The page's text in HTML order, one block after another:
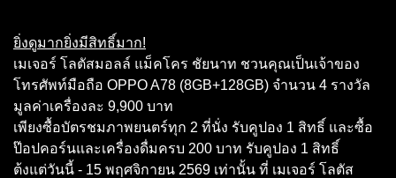
ยิ่งดูมากยิ่งมีสิทธิ์มาก!
เมเจอร์ โลตัสมอลล์ แม็คโคร ชัยนาท ชวนคุณเป็นเจ้าของ
โทรศัพท์มือถือ OPPO A78 (8GB+128GB) จำนวน 4 รางวัล
มูลค่าเครื่องละ 9,900 บาท
เพียงซื้อบัตรชมภาพยนตร์ทุก 2 ที่นั่ง รับคูปอง 1 สิทธิ์ และซื้อ
ป๊อปคอร์นและเครื่องดื่มครบ 200 บาท รับคูปอง 1 สิทธิ์
ต้งแต่วันนี้ - 15 พฤศจิกายน 2569 เท่านั้น ที่ เมเจอร์ โลตัส